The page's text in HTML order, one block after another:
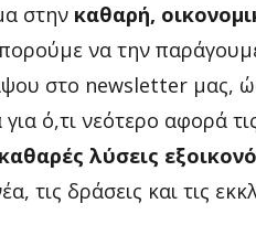
στην καθαρή,
να την
στο newsletter μας,
ό,τι νεότερο αφορά
λύσεις
τις δράσεις και τις